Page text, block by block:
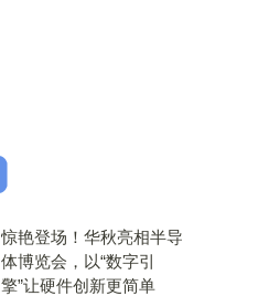
惊艳登场！华秋亮相半导
体博览会，以“数字引
擎”让硬件创新更简单